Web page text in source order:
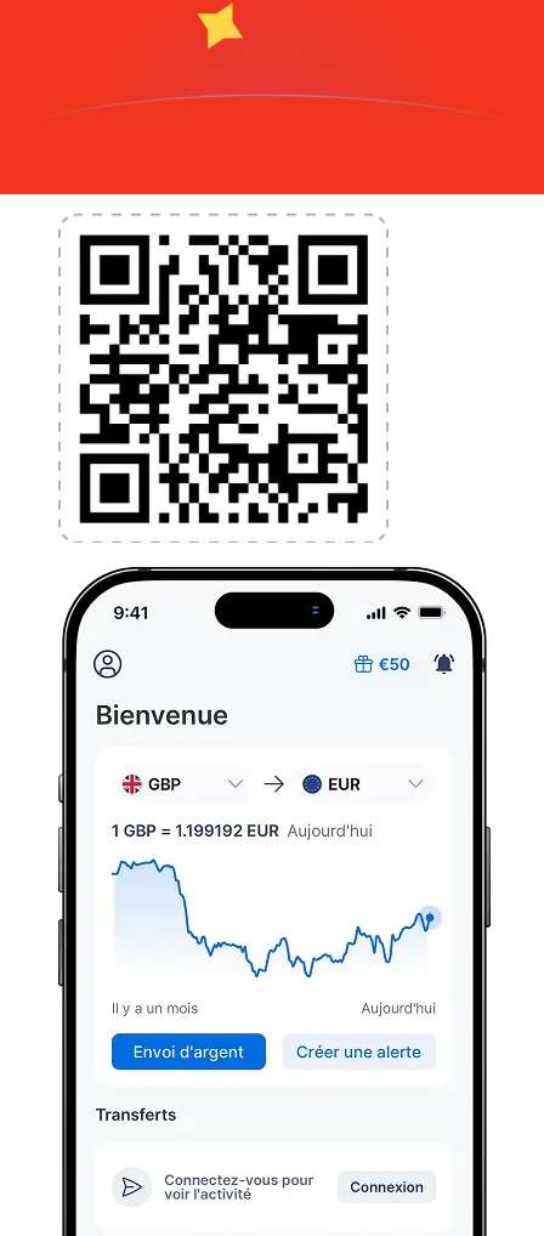
nécessaires pour vos transferts d'argent internationaux
et la gestion de vos devises. Convertissez des devises,
l'argent à l'étranger sans frais cachés. Téléchargez
l'application dès aujourd'hui !